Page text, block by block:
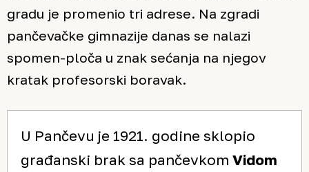
gradu je promenio tri adrese. Na zgradi
pančevačke gimnazije danas se nalazi
spomen-ploča u znak sećanja na njegov
kratak profesorski boravak.
U Pančevu je 1921. godine sklopio
građanski brak sa pančevkom Vidom